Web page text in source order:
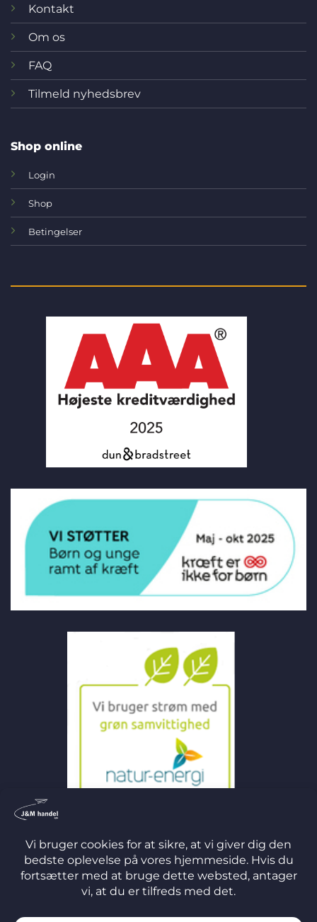
Kontakt
Om os
FAQ
Tilmeld nyhedsbrev
Shop online
Login
Shop
Betingelser
©
2026 J&M Handel ApS